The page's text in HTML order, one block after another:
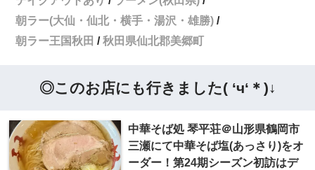
朝ラー(大仙・仙北・横手・湯沢・雄勝)
朝ラー王国秋田
秋田県仙北郡美郷町
◎このお店にも行きました( ‘ч‘＊)↓
中華そば処 琴平荘＠山形県鶴岡市
三瀬にて中華そば塩(あっさり)をオ
ーダー！第24期シーズン初訪はデ